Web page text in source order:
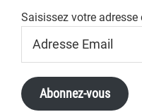
Saisissez votre adresse
Email
Abonnez-vous